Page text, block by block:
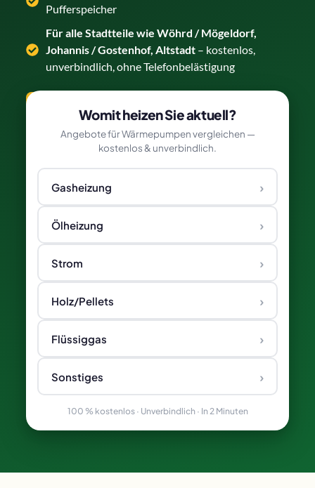
Pufferspeicher
Für alle Stadtteile wie Wöhrd / Mögeldorf,
Johannis / Gostenhof, Altstadt– kostenlos,
unverbindlich, ohne Telefonbelästigung
Wärmepumpe in Nürnberg vergleichen →
Womit heizen Sie aktuell?
Angebote für Wärmepumpen vergleichen —
kostenlos & unverbindlich.
Gasheizung ›
Ölheizung ›
Strom ›
Holz/Pellets ›
Flüssiggas ›
Sonstiges ›
100 % kostenlos · Unverbindlich · In 2 Minuten